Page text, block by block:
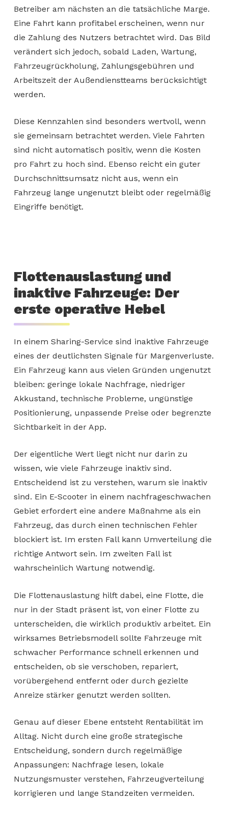
Betreiber am nächsten an die tatsächliche Marge.
Eine Fahrt kann profitabel erscheinen, wenn nur
die Zahlung des Nutzers betrachtet wird. Das Bild
verändert sich jedoch, sobald Laden, Wartung,
Fahrzeugrückholung, Zahlungsgebühren und
Arbeitszeit der Außendienstteams berücksichtigt
werden.
Diese Kennzahlen sind besonders wertvoll, wenn
sie gemeinsam betrachtet werden. Viele Fahrten
sind nicht automatisch positiv, wenn die Kosten
pro Fahrt zu hoch sind. Ebenso reicht ein guter
Durchschnittsumsatz nicht aus, wenn ein
Fahrzeug lange ungenutzt bleibt oder regelmäßig
Eingriffe benötigt.
Flottenauslastung und
inaktive Fahrzeuge: Der
erste operative Hebel
In einem Sharing-Service sind inaktive Fahrzeuge
eines der deutlichsten Signale für Margenverluste.
Ein Fahrzeug kann aus vielen Gründen ungenutzt
bleiben: geringe lokale Nachfrage, niedriger
Akkustand, technische Probleme, ungünstige
Positionierung, unpassende Preise oder begrenzte
Sichtbarkeit in der App.
Der eigentliche Wert liegt nicht nur darin zu
wissen, wie viele Fahrzeuge inaktiv sind.
Entscheidend ist zu verstehen, warum sie inaktiv
sind. Ein E-Scooter in einem nachfrageschwachen
Gebiet erfordert eine andere Maßnahme als ein
Fahrzeug, das durch einen technischen Fehler
blockiert ist. Im ersten Fall kann Umverteilung die
richtige Antwort sein. Im zweiten Fall ist
wahrscheinlich Wartung notwendig.
Die Flottenauslastung hilft dabei, eine Flotte, die
nur in der Stadt präsent ist, von einer Flotte zu
unterscheiden, die wirklich produktiv arbeitet. Ein
wirksames Betriebsmodell sollte Fahrzeuge mit
schwacher Performance schnell erkennen und
entscheiden, ob sie verschoben, repariert,
vorübergehend entfernt oder durch gezielte
Anreize stärker genutzt werden sollten.
Genau auf dieser Ebene entsteht Rentabilität im
Alltag. Nicht durch eine große strategische
Entscheidung, sondern durch regelmäßige
Anpassungen: Nachfrage lesen, lokale
Nutzungsmuster verstehen, Fahrzeugverteilung
korrigieren und lange Standzeiten vermeiden.